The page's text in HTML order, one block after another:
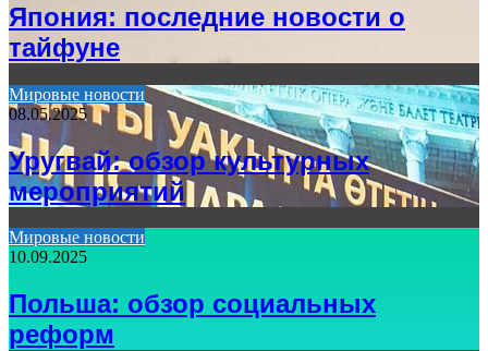
Япония: последние новости о
тайфуне
Мировые новости
08.05.2025
Уругвай: обзор культурных
мероприятий
Мировые новости
10.09.2025
Польша: обзор социальных
реформ